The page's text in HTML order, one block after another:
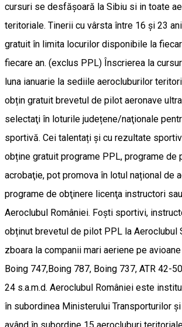
cursuri se desfăşoară la Sibiu si in toate
teritoriale. Tinerii cu vârsta între 16 şi 23
gratuit în limita locurilor disponibile la
fiecare an. (exclus PPL) Înscrierea la
luna ianuarie la sediile aerocluburilor
obțin gratuit brevetul de pilot aeronave
selectaţi în loturile județene/naţionale
sportivă. Cei talentați şi cu rezultate
obține gratuit programe PPL, programe de
acrobaţie, pot promova în lotul național de
programe de obţinere licenţa instructori
Aeroclubul României. Foști sportivi,
obținut brevetul de pilot PPL la Aeroclubul
zboara la companii mari aeriene pe
Boing 747,Boing 787, Boing 737, ATR 42-
24 s.a.m.d. Aeroclubul României este
în subordinea Ministerului Transporturilor